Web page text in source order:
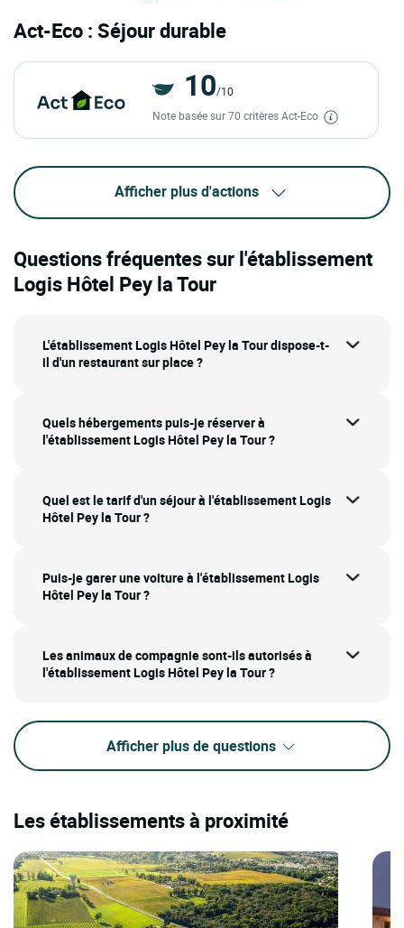
Act-Eco : Séjour durable
10/10
Note basée sur 70 critères Act-Eco
Afficher plus d'actions
Questions fréquentes sur l'établissement
Logis Hôtel Pey la Tour
L'établissement Logis Hôtel Pey la Tour dispose-t-
il d'un restaurant sur place ?
Quels hébergements puis-je réserver à
l'établissement Logis Hôtel Pey la Tour ?
Quel est le tarif d'un séjour à l'établissement Logis
Hôtel Pey la Tour ?
Puis-je garer une voiture à l'établissement Logis
Hôtel Pey la Tour ?
Les animaux de compagnie sont-ils autorisés à
l'établissement Logis Hôtel Pey la Tour ?
Afficher plus de questions
Les établissements à proximité